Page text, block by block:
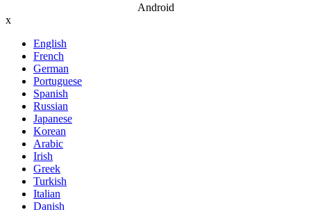
Android
x
English
French
German
Portuguese
Spanish
Russian
Japanese
Korean
Arabic
Irish
Greek
Turkish
Italian
Danish